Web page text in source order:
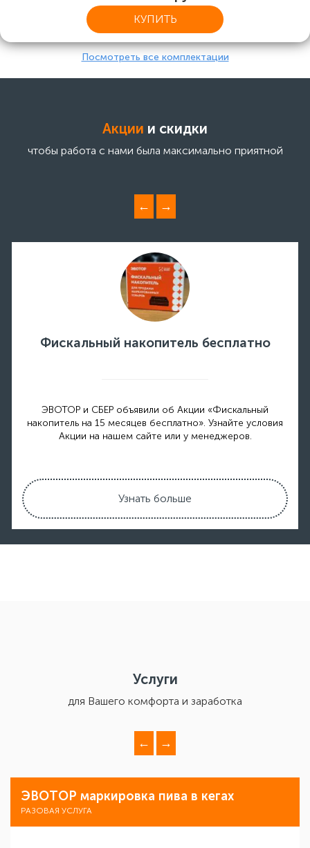
КУПИТЬ
Посмотреть все комплектации
Акции и скидки
чтобы работа с нами была максимально приятной
← →
Фискальный накопитель бесплатно
ЭВОТОР и СБЕР объявили об Акции «Фискальный
накопитель на 15 месяцев бесплатно». Узнайте условия
Акции на нашем сайте или у менеджеров.
Узнать больше
Услуги
для Вашего комфорта и заработка
← →
ЭВОТОР маркировка пива в кегах
РАЗОВАЯ УСЛУГА